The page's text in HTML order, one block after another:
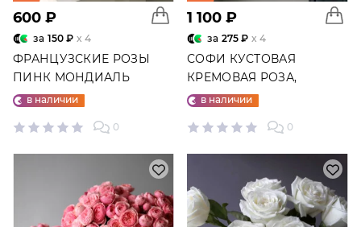
600 ₽
за 150 ₽ x 4
ФРАНЦУЗСКИЕ РОЗЫ
ПИНК МОНДИАЛЬ
в наличии
0
1 100 ₽
за 275 ₽ x 4
СОФИ КУСТОВАЯ
КРЕМОВАЯ РОЗА,
ПОШТУЧНО
в наличии
0